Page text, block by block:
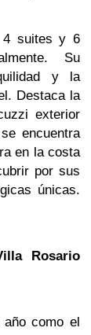
4 suites y 6
Su
y la
Destaca la
exterior
encuentra
en la costa
por sus
únicas.
Rosario
como el